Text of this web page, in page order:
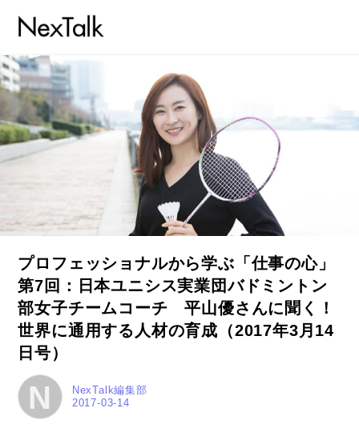
プロフェッショナルから学ぶ「仕事の心」
第7回：日本ユニシス実業団バドミントン
部女子チームコーチ 平山優さんに聞く！
世界に通用する人材の育成（2017年3月14
日号）
N 2017-03-14
NexTalk編集部